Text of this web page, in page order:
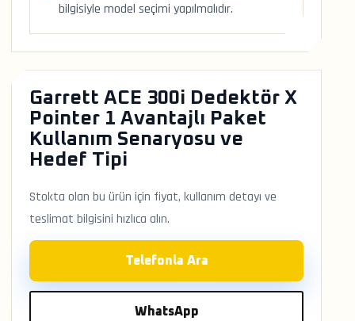
bilgisiyle model seçimi yapılmalıdır.
Garrett ACE 300i Dedektör X
Pointer 1 Avantajlı Paket
Kullanım Senaryosu ve
Hedef Tipi
Stokta olan bu ürün için fiyat, kullanım detayı ve
teslimat bilgisini hızlıca alın.
Telefonla Ara
WhatsApp